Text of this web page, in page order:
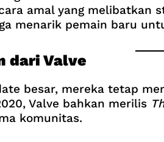
amal yang
menarik pemain baru
dari Valve
besar, mereka tetap
Valve bahkan merilis
komunitas.